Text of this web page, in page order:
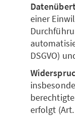
einer
DSGVO)
erfolgt (Art.